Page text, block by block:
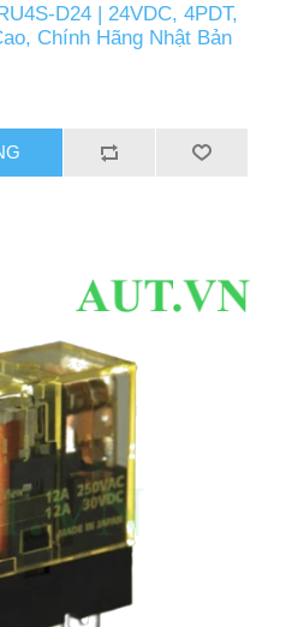
D24 | 24VDC, 4PDT,
Chính Hãng Nhật Bản